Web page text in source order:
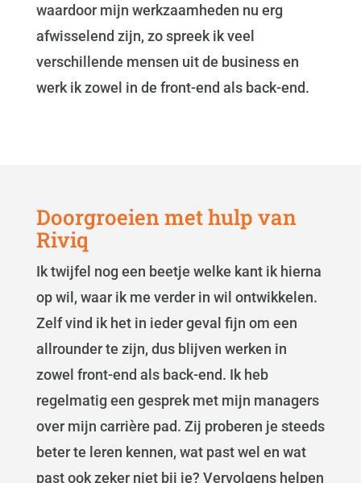
waardoor mijn werkzaamheden nu erg
afwisselend zijn, zo spreek ik veel
verschillende mensen uit de business en
werk ik zowel in de front-end als back-end.
Doorgroeien met hulp van
Riviq
Ik twijfel nog een beetje welke kant ik hierna
op wil, waar ik me verder in wil ontwikkelen.
Zelf vind ik het in ieder geval fijn om een
allrounder te zijn, dus blijven werken in
zowel front-end als back-end. Ik heb
regelmatig een gesprek met mijn managers
over mijn carrière pad. Zij proberen je steeds
beter te leren kennen, wat past wel en wat
past ook zeker niet bij je? Vervolgens helpen